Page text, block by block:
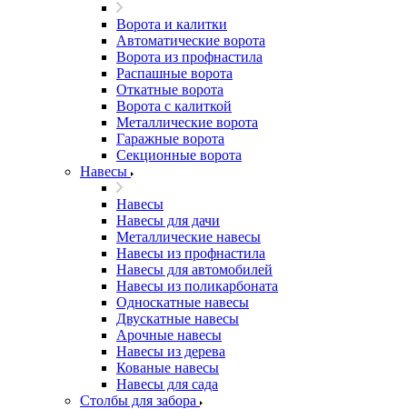
Ворота и калитки
Автоматические ворота
Ворота из профнастила
Распашные ворота
Откатные ворота
Ворота с калиткой
Металлические ворота
Гаражные ворота
Секционные ворота
Навесы
Навесы
Навесы для дачи
Металлические навесы
Навесы из профнастила
Навесы для автомобилей
Навесы из поликарбоната
Односкатные навесы
Двускатные навесы
Арочные навесы
Навесы из дерева
Кованые навесы
Навесы для сада
Столбы для забора